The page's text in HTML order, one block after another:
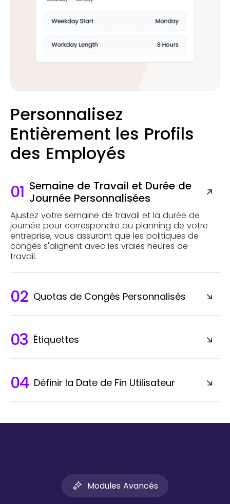
Personnalisez
Entièrement les Profils
des Employés
01 Semaine de Travail et Durée de
Journée Personnalisées
Ajustez votre semaine de travail et la durée de
journée pour correspondre au planning de votre
entreprise, vous assurant que les politiques de
congés s'alignent avec les vraies heures de
travail.
02 Quotas de Congés Personnalisés
03 Étiquettes
04 Définir la Date de Fin Utilisateur
Modules Avancés